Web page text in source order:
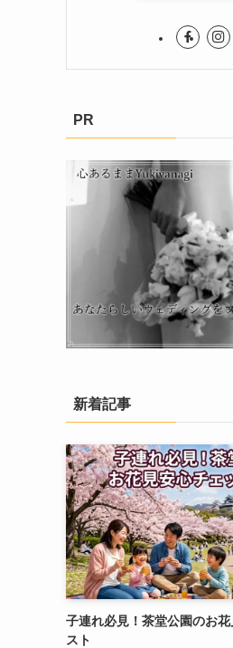
PR
新着記事
子連れ必見！茶堂公園のお
スト